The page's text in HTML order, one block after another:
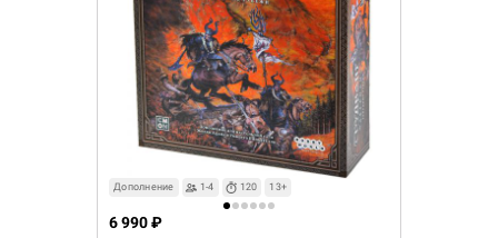
Дополнение 1-4 120 13+
6 990 ₽